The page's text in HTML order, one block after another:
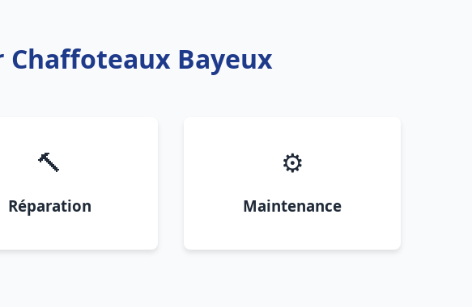
Bayeux
🔨
Réparation
⚙️
Maintenance